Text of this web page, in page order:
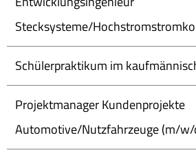
Stecksysteme/
Schülerpraktikum im
Projektmanager Kundenprojekte
Automotive/Nutzfahrzeuge (m/w/